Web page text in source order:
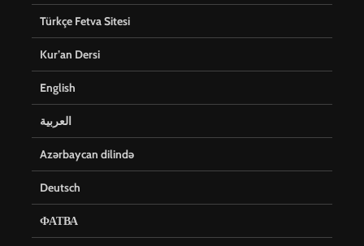
Türkçe Fetva Sitesi
Kur’an Dersi
English
العربية
Azərbaycan dilində
Deutsch
ФАТВА